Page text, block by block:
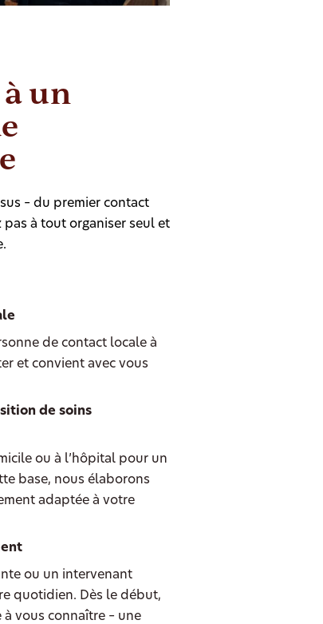
un
– du premier contact
pas à tout organiser seul et
de contact locale à
et convient avec vous
de soins
ou à l’hôpital pour un
base, nous élaborons
adaptée à votre
ou un intervenant
quotidien. Dès le début,
vous connaître – une